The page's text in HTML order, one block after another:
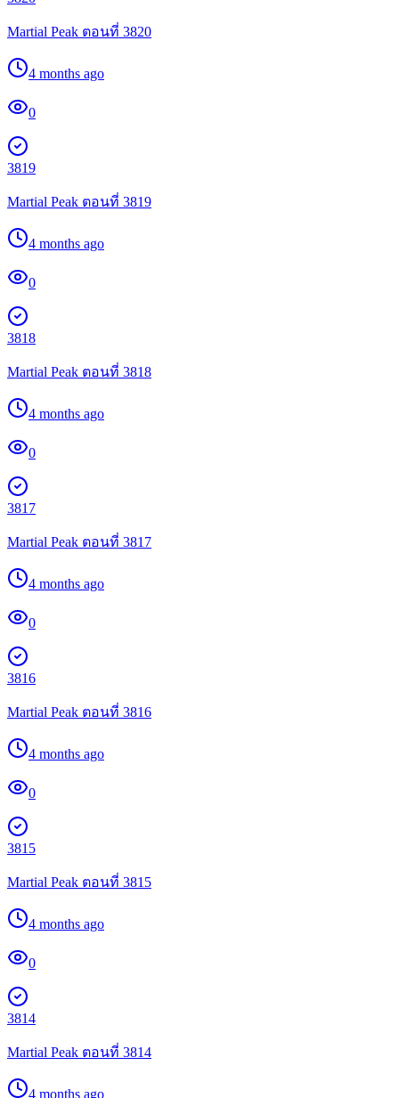
Martial Peak ตอนที่ 3820
4 months ago
0
3819
Martial Peak ตอนที่ 3819
4 months ago
0
3818
Martial Peak ตอนที่ 3818
4 months ago
0
3817
Martial Peak ตอนที่ 3817
4 months ago
0
3816
Martial Peak ตอนที่ 3816
4 months ago
0
3815
Martial Peak ตอนที่ 3815
4 months ago
0
3814
Martial Peak ตอนที่ 3814
4 months ago